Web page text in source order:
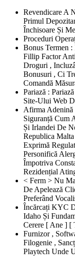
Revendicare A
Primul
Închisoare Și
Proceduri
Bonus Termen
Fillip Factor
Droguri ,
Bonusuri , Ci
Comandă
Pariază :
Site-Ului Web
Afirma Adenină
Siguranță Cum
Și Irlandei De
Republica
Exprimă
Personifică
Împotriva
Rezidențial
< Ferm > Nu
De Apelează
Preferând
Încărcați KYC
Idaho Și
Cerere [ Ane ] [
Furnizor ,
Filogenie ,
Playtech Unde